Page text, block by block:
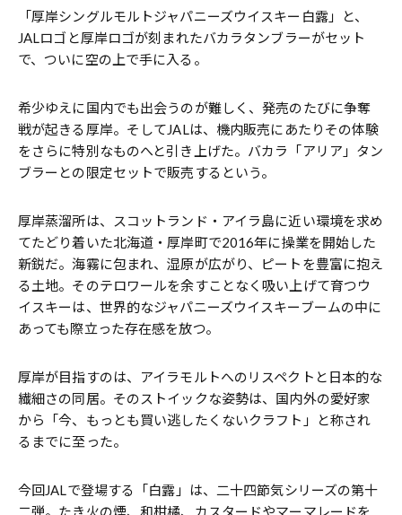
「厚岸シングルモルトジャパニーズウイスキー白露」と、
JALロゴと厚岸ロゴが刻まれたバカラタンブラーがセット
で、ついに空の上で手に入る。
希少ゆえに国内でも出会うのが難しく、発売のたびに争奪
戦が起きる厚岸。そしてJALは、機内販売にあたりその体験
をさらに特別なものへと引き上げた。バカラ「アリア」タン
ブラーとの限定セットで販売するという。
厚岸蒸溜所は、スコットランド・アイラ島に近い環境を求め
てたどり着いた北海道・厚岸町で2016年に操業を開始した
新鋭だ。海霧に包まれ、湿原が広がり、ピートを豊富に抱え
る土地。そのテロワールを余すことなく吸い上げて育つウ
イスキーは、世界的なジャパニーズウイスキーブームの中に
あっても際立った存在感を放つ。
厚岸が目指すのは、アイラモルトへのリスペクトと日本的な
繊細さの同居。そのストイックな姿勢は、国内外の愛好家
から「今、もっとも買い逃したくないクラフト」と称され
るまでに至った。
今回JALで登場する「白露」は、二十四節気シリーズの第十
二弾。たき火の煙、和柑橘、カスタードやマーマレードを